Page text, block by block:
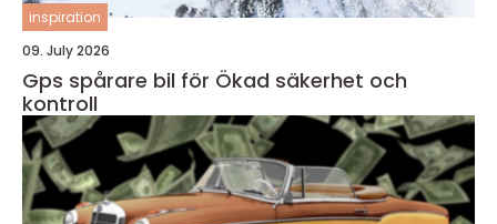
inspiration
09. July 2026
Gps spårare bil för Ökad säkerhet och
kontroll